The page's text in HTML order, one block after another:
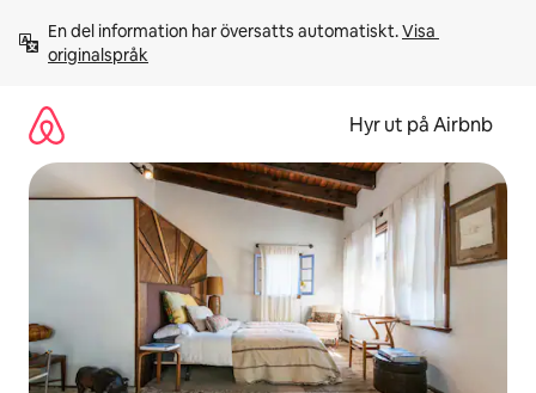
innehåll
En del information har översatts automatiskt. Visa
originalspråk
Hyr ut på Airbnb